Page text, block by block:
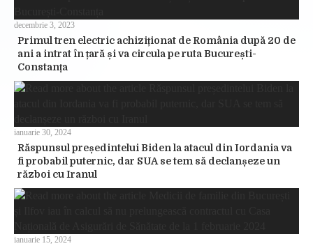
Primul tren electric achiziționat de România după 20 de
ani a intrat în țară și va circula pe ruta București-
Constanța
decembrie 3, 2023
Răspunsul președintelui Biden la atacul din Iordania va
fi probabil puternic, dar SUA se tem să declanșeze un
război cu Iranul
ianuarie 30, 2024
ianuarie 15, 2024